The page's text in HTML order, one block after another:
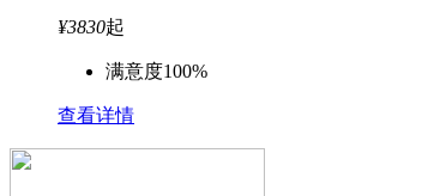
¥3830起
满意度100%
查看详情